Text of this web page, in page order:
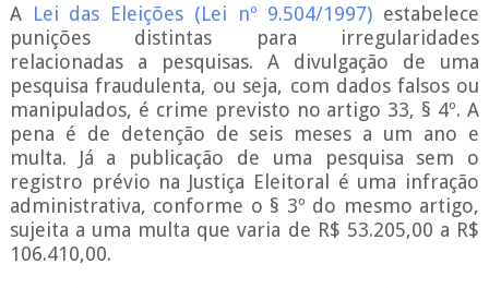
A Lei das Eleições (Lei nº 9.504/1997) estabelece
punições distintas para irregularidades
relacionadas a pesquisas. A divulgação de uma
pesquisa fraudulenta, ou seja, com dados falsos ou
manipulados, é crime previsto no artigo 33, § 4º. A
pena é de detenção de seis meses a um ano e
multa. Já a publicação de uma pesquisa sem o
registro prévio na Justiça Eleitoral é uma infração
administrativa, conforme o § 3º do mesmo artigo,
sujeita a uma multa que varia de R$ 53.205,00 a R$
106.410,00.